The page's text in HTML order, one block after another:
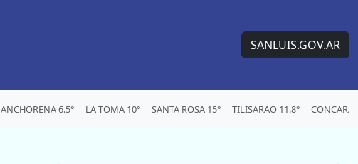
SANLUIS.GOV.AR
ANCHORENA 6.5° LA TOMA 10° SANTA ROSA 15° TILISARAO 11.8°